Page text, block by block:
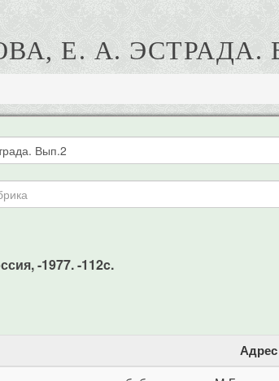
Е. А. ЭСТРАДА.
-1977. -112c.
Адрес